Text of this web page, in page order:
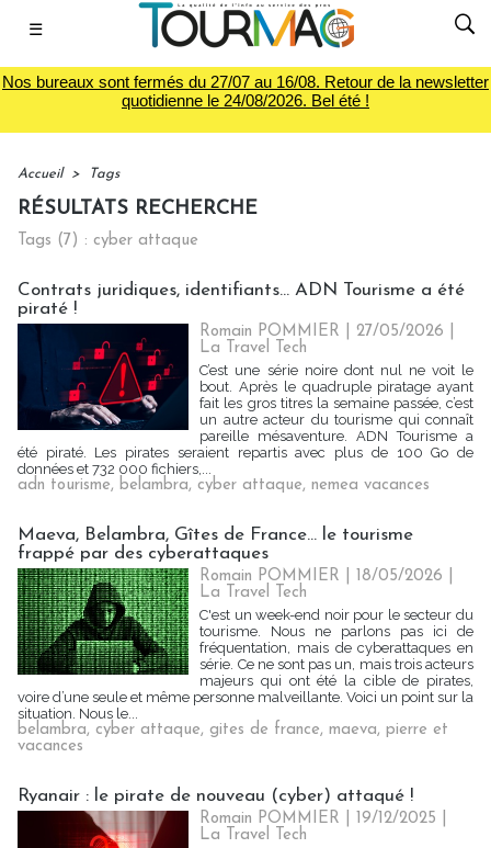
☰
Nos bureaux sont fermés du 27/07 au 16/08. Retour de la newsletter
quotidienne le 24/08/2026. Bel été !
Accueil > Tags
RÉSULTATS RECHERCHE
Tags (7) : cyber attaque
Contrats juridiques, identifiants... ADN Tourisme a été
piraté !
Romain POMMIER | 27/05/2026
La Travel Tech
C’est une série noire dont nul ne voit le
bout. Après le quadruple piratage ayant
fait les gros titres la semaine passée, c’est
un autre acteur du tourisme qui connaît
pareille mésaventure. ADN Tourisme a
été piraté. Les pirates seraient repartis avec plus de 100 Go de
données et 732 000 fichiers,...
adn tourisme, belambra, cyber attaque, nemea vacances
Maeva, Belambra, Gîtes de France... le tourisme
frappé par des cyberattaques
Romain POMMIER | 18/05/2026
La Travel Tech
C'est un week-end noir pour le secteur du
tourisme. Nous ne parlons pas ici de
fréquentation, mais de cyberattaques en
série. Ce ne sont pas un, mais trois acteurs
majeurs qui ont été la cible de pirates,
voire d’une seule et même personne malveillante. Voici un point sur la
situation. Nous le...
belambra, cyber attaque, gites de france, maeva, pierre et
vacances
Ryanair : le pirate de nouveau (cyber) attaqué !
Romain POMMIER | 19/12/2025
La Travel Tech